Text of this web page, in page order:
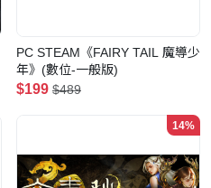
PC STEAM《FAIRY TAIL 魔導少
年》(數位-一般版)
$199 $489
14%